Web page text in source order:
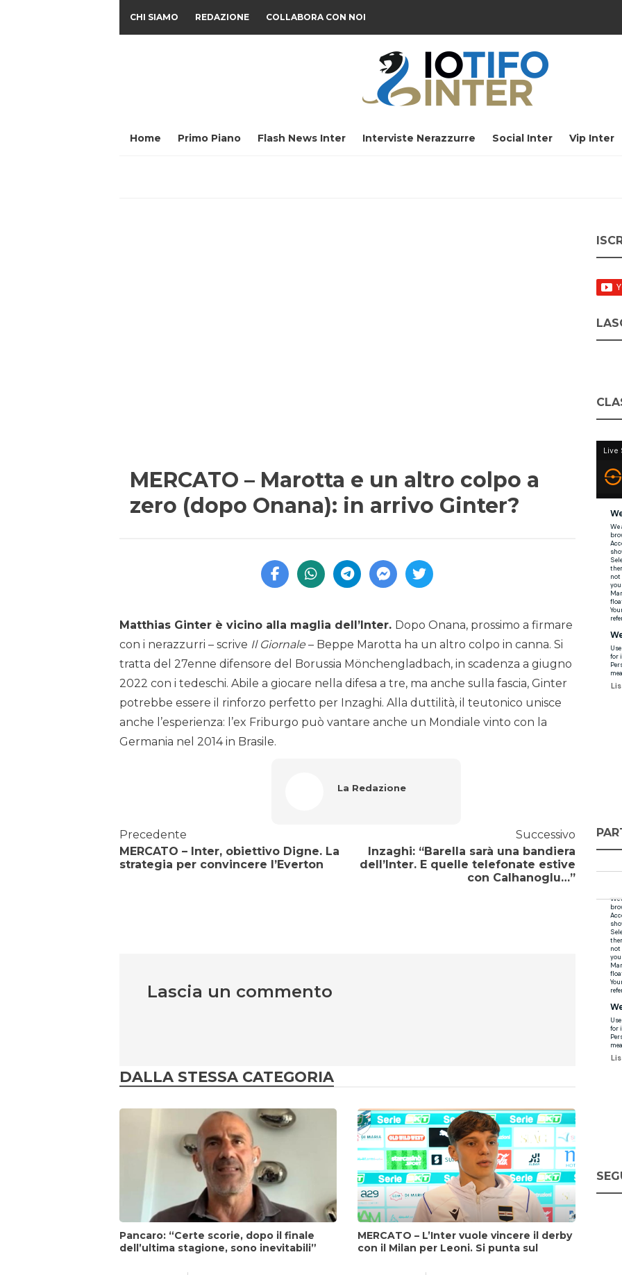
CHI SIAMO REDAZIONE COLLABORA CON NOI
Home Primo Piano Flash News Inter Interviste Nerazzurre Social Inter Vip Inter
MERCATO – Marotta e un altro colpo a
zero (dopo Onana): in arrivo Ginter?
Matthias Ginter è vicino alla maglia dell’Inter. Dopo Onana, prossimo a firmare
con i nerazzurri – scrive Il Giornale – Beppe Marotta ha un altro colpo in canna. Si
tratta del 27enne difensore del Borussia Mönchengladbach, in scadenza a giugno
2022 con i tedeschi. Abile a giocare nella difesa a tre, ma anche sulla fascia, Ginter
potrebbe essere il rinforzo perfetto per Inzaghi. Alla duttilità, il teutonico unisce
anche l’esperienza: l’ex Friburgo può vantare anche un Mondiale vinto con la
Germania nel 2014 in Brasile.
La Redazione
Precedente
MERCATO – Inter, obiettivo Digne. La
strategia per convincere l’Everton
Successivo
Inzaghi: “Barella sarà una bandiera
dell’Inter. E quelle telefonate estive
con Calhanoglu…”
Lascia un commento
DALLA STESSA CATEGORIA
Pancaro: “Certe scorie, dopo il finale
dell’ultima stagione, sono inevitabili”
MERCATO – L’Inter vuole vincere il derby
con il Milan per Leoni. Si punta sul